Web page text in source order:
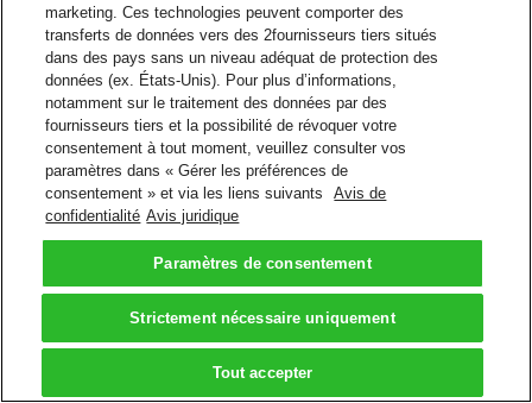
marketing. Ces technologies peuvent comporter des
transferts de données vers des 2fournisseurs tiers situés
dans des pays sans un niveau adéquat de protection des
données (ex. États-Unis). Pour plus d’informations,
notamment sur le traitement des données par des
fournisseurs tiers et la possibilité de révoquer votre
consentement à tout moment, veuillez consulter vos
paramètres dans « Gérer les préférences de
consentement » et via les liens suivants
Avis de
confidentialité Avis juridique
Paramètres de consentement
Strictement nécessaire uniquement
Tout accepter